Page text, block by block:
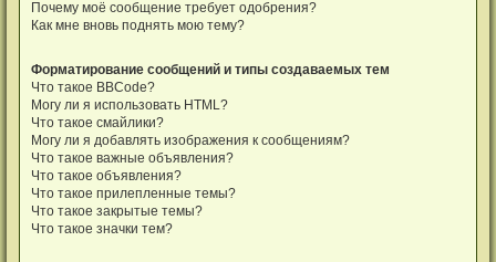
Почему моё сообщение требует одобрения?
Как мне вновь поднять мою тему?
Форматирование сообщений и типы создаваемых тем
Что такое BBCode?
Могу ли я использовать HTML?
Что такое смайлики?
Могу ли я добавлять изображения к сообщениям?
Что такое важные объявления?
Что такое объявления?
Что такое прилепленные темы?
Что такое закрытые темы?
Что такое значки тем?